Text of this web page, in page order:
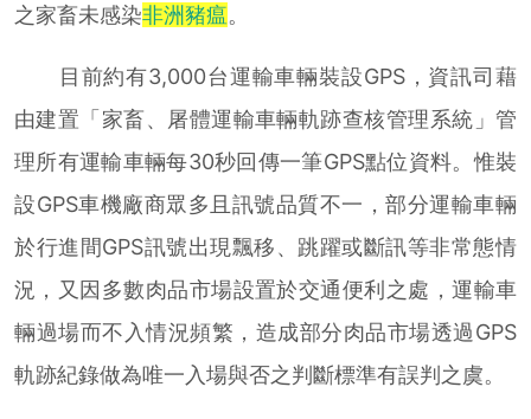
之家畜未感染非洲豬瘟。
目前約有3,000台運輸車輛裝設GPS，資訊司藉
由建置「家畜、屠體運輸車輛軌跡查核管理系統」管
理所有運輸車輛每30秒回傳一筆GPS點位資料。惟裝
設GPS車機廠商眾多且訊號品質不一，部分運輸車輛
於行進間GPS訊號出現飄移、跳躍或斷訊等非常態情
況，又因多數肉品市場設置於交通便利之處，運輸車
輛過場而不入情況頻繁，造成部分肉品市場透過GPS
軌跡紀錄做為唯一入場與否之判斷標準有誤判之虞。